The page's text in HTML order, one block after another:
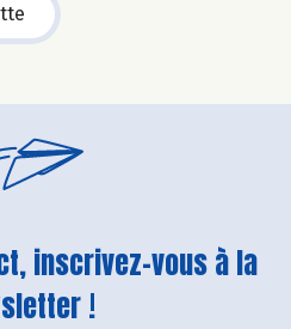
inscrivez-vous à la
!